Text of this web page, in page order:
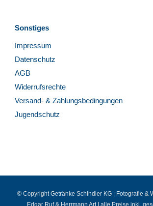
Sonstiges
Impressum
Datenschutz
AGB
Widerrufsrechte
Versand- & Zahlungsbedingungen
Jugendschutz
© Copyright Getränke Schindler KG | Fotografie &
Edgar Ruf& Herrmann Art| alle Preise inkl.